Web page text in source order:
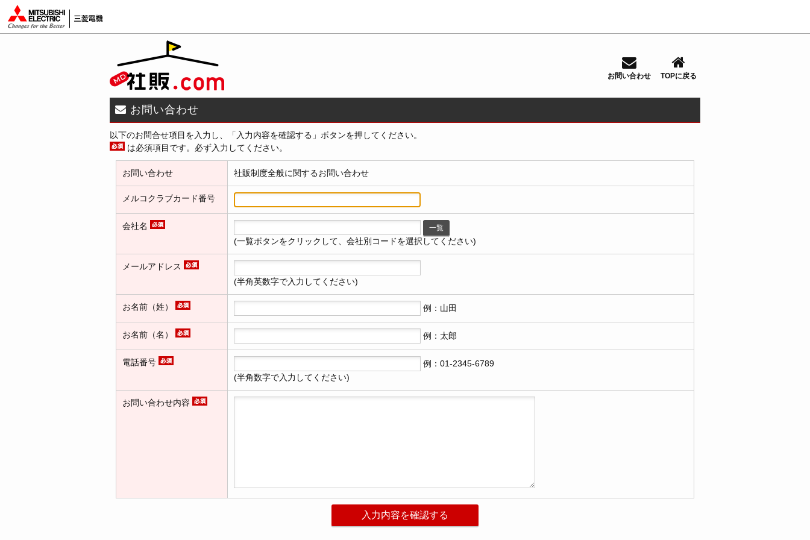
TOPに戻る
お問い合わせ
お問い合わせ
以下のお問合せ項目を入力し、「入力内容を確認する」ボタンを押してください。
は必須項目です。必ず入力してください。
お問い合わせ 社販制度全般に関するお問い合わせ
メルコクラブカード番号
会社名 一覧
(一覧ボタンをクリックして、会社別コードを選択してください)
メールアドレス
(半角英数字で入力してください)
お名前（姓） 例：山田
お名前（名） 例：太郎
電話番号
例：01-2345-6789
(半角数字で入力してください)
お問い合わせ内容